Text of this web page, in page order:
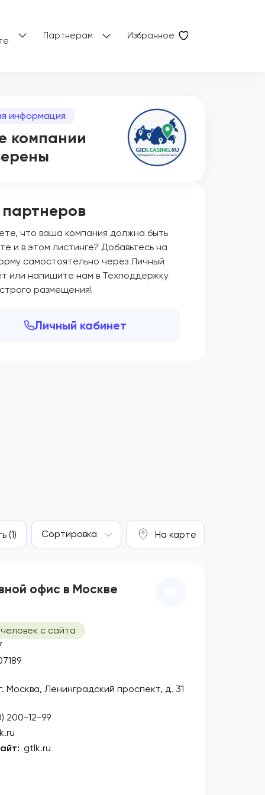
Партнерам Избранное
информация
компании
что ваша компания должна быть
и в этом листинге? Добавьтесь на
самостоятельно через Личный
или напишите нам в Техподдержку
размещения!
Личный кабинет
(1) Сортировка На карте
офис в Москве
с сайта
Москва, Ленинградский проспект, д. 31
200-12-99
gtlk.ru